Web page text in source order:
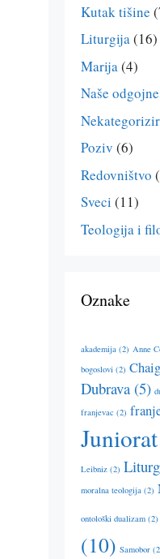
Kutak tišine
Liturgija(16)
Marija(4)
Naše
Poziv (6)
Redovništvo
Sveci (11)
Teologija i
Oznake
akademija (2) Anne
bogoslovi (2)
Dubrava (5)
franjevac (2)
Juniorat
Leibniz (2)
moralna teologija (2)
ontološki dualizam (2)
(10) Samobor